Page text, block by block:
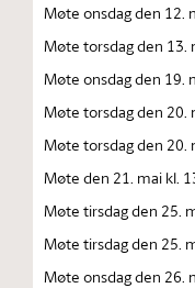
Møte onsdag den 12.
Møte torsdag den 13.
Møte onsdag den 19.
Møte torsdag den 20.
Møte torsdag den 20.
Møte den 21. mai kl.
Møte tirsdag den 25.
Møte tirsdag den 25.
Møte onsdag den 26.